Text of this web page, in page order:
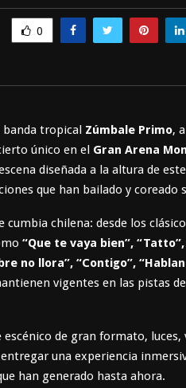
0
banda tropical Zúmbale Primo,
único en el Gran Arena
diseñada a la altura de
que han bailado y coreado
cumbia chilena: desde los
“Que te vaya bien”,
no llora”, “Contigo”,
vigentes en las pistas
de gran formato, luces,
una experiencia
han generado hasta ahora.